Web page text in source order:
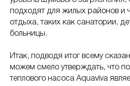
подходят для жилых районов и
отдыха, таких как санатории,
больницы.
Итак, подводя итог всему
можем смело утверждать, что
теплового насоса Aquaviva